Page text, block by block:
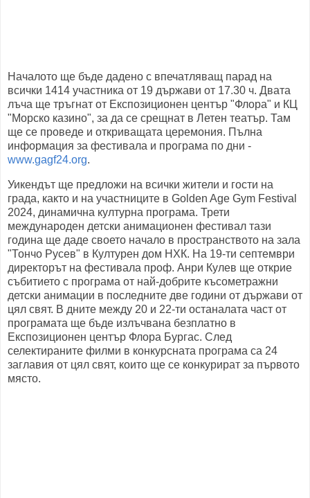
Началото ще бъде дадено с впечатляващ парад на
всички 1414 участника от 19 държави от 17.30 ч. Двата
лъча ще тръгнат от Експозиционен център "Флора" и КЦ
"Морско казино", за да се срещнат в Летен театър. Там
ще се проведе и откриващата церемония. Пълна
информация за фестивала и програма по дни -
www.gagf24.org.
Уикендът ще предложи на всички жители и гости на
града, както и на участниците в Golden Age Gym Festival
2024, динамична културна програма. Трети
международен детски анимационен фестивал тази
година ще даде своето начало в пространството на зала
"Тончо Русев" в Културен дом НХК. На 19-ти септември
директорът на фестивала проф. Анри Кулев ще открие
събитието с програма от най-добрите късометражни
детски анимации в последните две години от държави от
цял свят. В дните между 20 и 22-ти останалата част от
програмата ще бъде излъчвана безплатно в
Експозиционен център Флора Бургас. След
селектираните филми в конкурсната програма са 24
заглавия от цял свят, които ще се конкурират за първото
място.